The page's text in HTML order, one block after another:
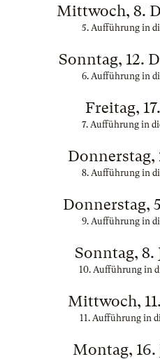
Mittwoch, 8.
5. Aufführung in
Sonntag, 12.
6. Aufführung in
Freitag,
7. Aufführung in
Donnerstag,
8. Aufführung in
Donnerstag,
9. Aufführung in
Sonntag, 8.
10. Aufführung in
Mittwoch,
11. Aufführung in
Montag, 16.